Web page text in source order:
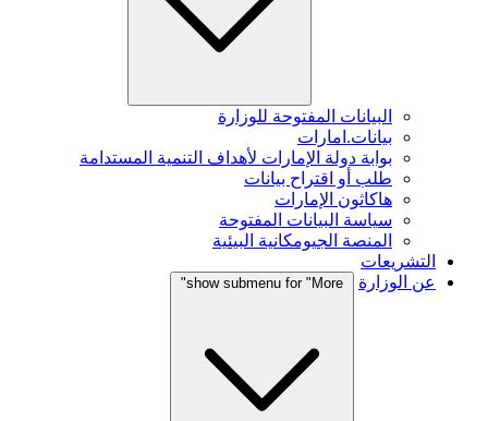
البيانات المفتوحة للوزارة
بيانات.امارات
بوابة دولة الإمارات لأهداف التنمية المستدامة
طلب أو اقتراح بيانات
هاكاثون الإمارات
سياسة البيانات المفتوحة
المنصة الجيومكانية البيئية
التشريعات
عن الوزارة
show submenu for "More"